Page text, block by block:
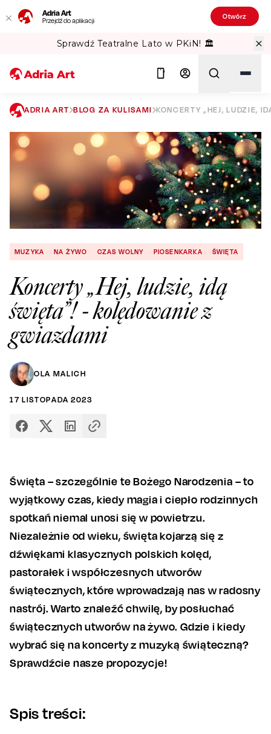
Adria Art
Przejdź do aplikacji Otwórz
Sprawdź Teatralne Lato w PKiN! 🏛️
Szukaj
ADRIA ART BLOG ZA KULISAMI KONCERTY „HEJ, LUDZIE,
MUZYKA NA ŻYWO CZAS WOLNY PIOSENKARKA ŚWIĘTA
Koncerty „Hej, ludzie, idą
święta”! - kolędowanie z
gwiazdami
OLA MALICH
17 LISTOPADA 2023
Święta – szczególnie te Bożego Narodzenia – to
wyjątkowy czas, kiedy magia i ciepło rodzinnych
spotkań niemal unosi się w powietrzu.
Niezależnie od wieku, święta kojarzą się z
dźwiękami klasycznych polskich kolęd,
pastorałek i współczesnych utworów
świątecznych, które wprowadzają nas w radosny
nastrój. Warto znaleźć chwilę, by posłuchać
świątecznych utworów na żywo. Gdzie i kiedy
wybrać się na koncerty z muzyką świąteczną?
Sprawdźcie nasze propozycje!
Spis treści: